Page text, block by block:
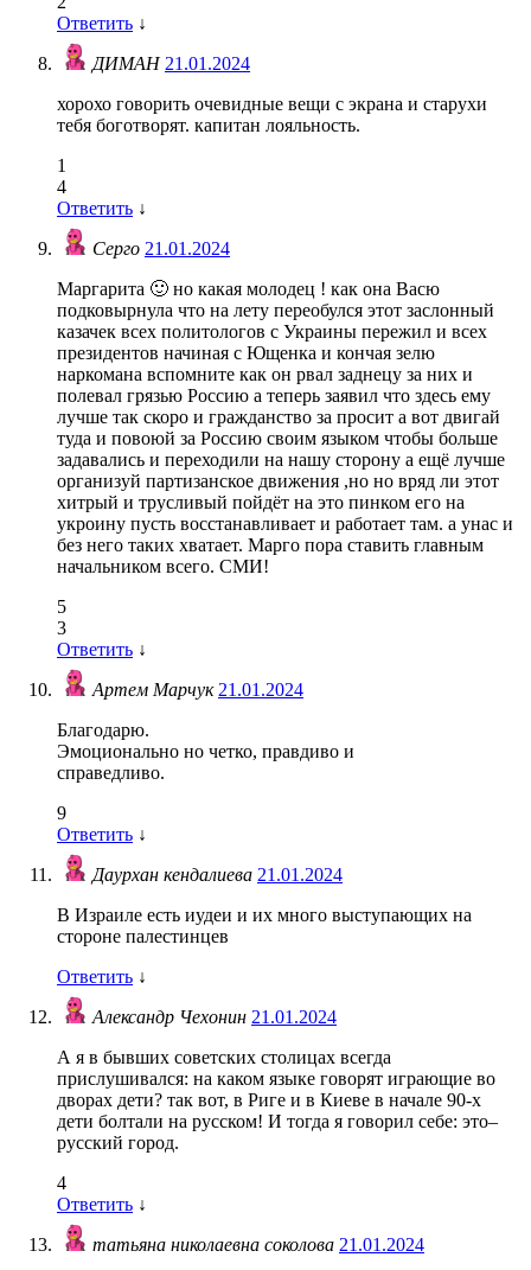
Ответить ↓
ДИМАН21.01.2024
хорохо говорить очевидные вещи с экрана и старухи
тебя боготворят. капитан лояльность.
1
4
Ответить ↓
Серго 21.01.2024
Маргарита 🙂 но какая молодец ! как она Васю
подковырнула что на лету переобулся этот заслонный
казачек всех политологов с Украины пережил и всех
президентов начиная с Ющенка и кончая зелю
наркомана вспомните как он рвал заднецу за них и
полевал грязью Россию а теперь заявил что здесь ему
лучше так скоро и гражданство за просит а вот двигай
туда и повоюй за Россию своим языком чтобы больше
задавались и переходили на нашу сторону а ещё лучше
организуй партизанское движения ,но но вряд ли этот
хитрый и трусливый пойдёт на это пинком его на
укроину пусть восстанавливает и работает там. а унас и
без него таких хватает. Марго пора ставить главным
начальником всего. СМИ!
5
3
Ответить ↓
Артем Марчук21.01.2024
Благодарю.
Эмоционально но четко, правдиво и
справедливо.
9
Ответить ↓
Даурхан кендалиева 21.01.2024
В Израиле есть иудеи и их много выступающих на
стороне палестинцев
Ответить ↓
Александр Чехонин 21.01.2024
А я в бывших советских столицах всегда
прислушивался: на каком языке говорят играющие во
дворах дети? так вот, в Риге и в Киеве в начале 90-х
дети болтали на русском! И тогда я говорил себе: это–
русский город.
4
Ответить ↓
татьяна николаевна соколова 21.01.2024